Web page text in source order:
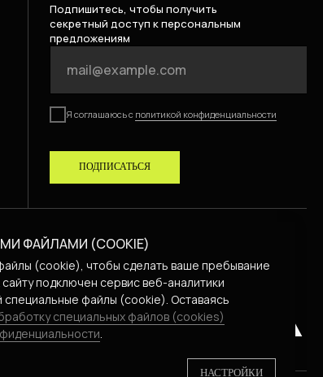
ФАЙЛАМИ (COOKIE)
(cookie), чтобы сделать ваше пребывание
подключен сервис веб-аналитики
файлы (cookie). Оставаясь
специальных файлов (cookies)
.
НАСТРОЙКИ
Я соглашаюсь с политикой конфиденциальности
ПОДПИСАТЬСЯ
Подпишитесь, чтобы получить
секретный доступ к персональным
предложениям